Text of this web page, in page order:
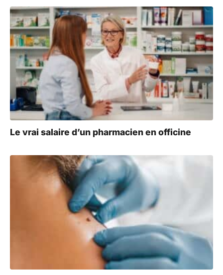
e
r
n
a
t
:
Le vrai salaire d’un pharmacien en officine